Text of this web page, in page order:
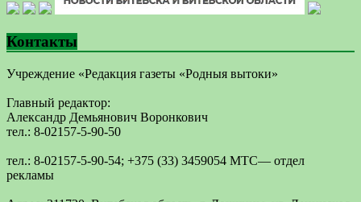
Контакты
Учреждение «Редакция газеты «Родныя вытоки»
Главный редактор:
Александр Демьянович Воронкович
тел.: 8-02157-5-90-50
тел.: 8-02157-5-90-54; +375 (33) 3459054 МТС— отдел
рекламы